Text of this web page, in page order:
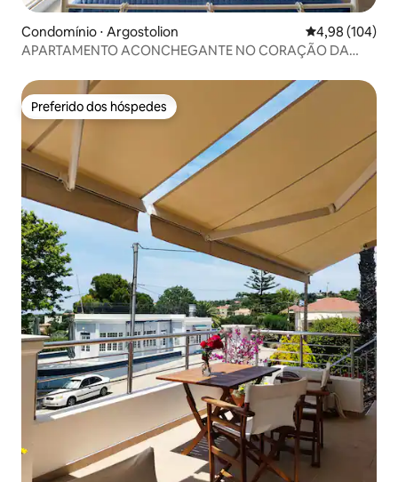
Condomínio ⋅ Argostolion 4,98 de uma
4,98 (104)
APARTAMENTO ACONCHEGANTE NO CORAÇÃO DA
Preferido dos hóspedes
Preferido dos hóspedes